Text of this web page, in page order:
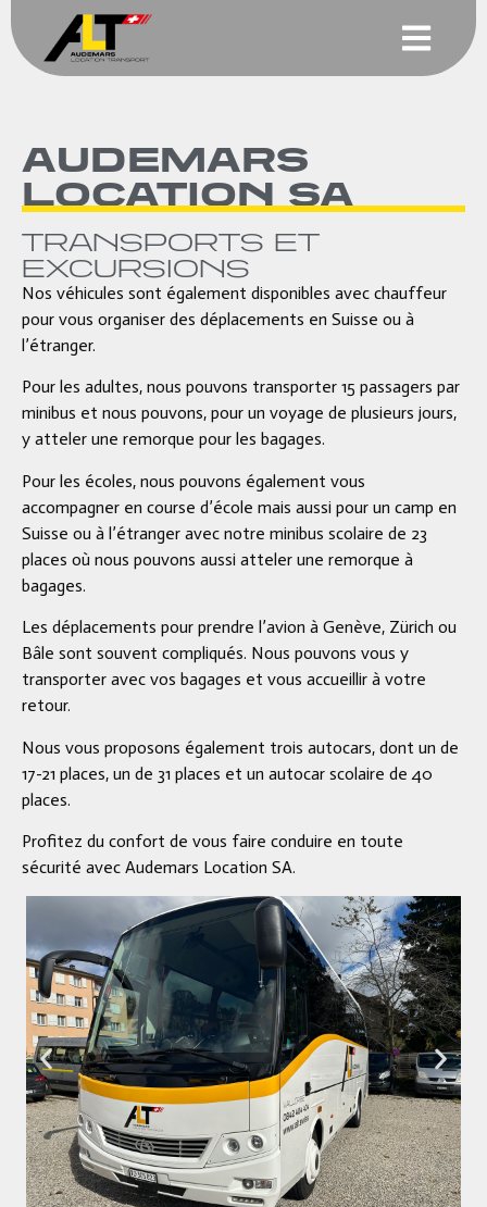
AUDEMARS
LOCATION SA
TRANSPORTS ET
EXCURSIONS
Nos véhicules sont également disponibles avec chauffeur
pour vous organiser des déplacements en Suisse ou à
l’étranger.
Pour les adultes, nous pouvons transporter 15 passagers par
minibus et nous pouvons, pour un voyage de plusieurs jours,
y atteler une remorque pour les bagages.
Pour les écoles, nous pouvons également vous
accompagner en course d’école mais aussi pour un camp en
Suisse ou à l’étranger avec notre minibus scolaire de 23
places où nous pouvons aussi atteler une remorque à
bagages.
Les déplacements pour prendre l’avion à Genève, Zürich ou
Bâle sont souvent compliqués. Nous pouvons vous y
transporter avec vos bagages et vous accueillir à votre
retour.
Nous vous proposons également trois autocars, dont un de
17-21 places, un de 31 places et un autocar scolaire de 40
places.
Profitez du confort de vous faire conduire en toute
sécurité avec Audemars Location SA.